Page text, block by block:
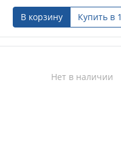
В корзину
Купить в
Нет в наличии